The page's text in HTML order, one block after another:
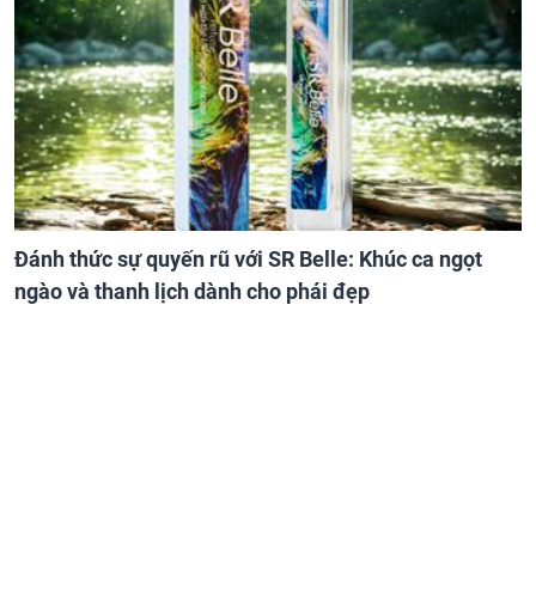
Đánh thức sự quyến rũ với SR Belle: Khúc ca ngọt
ngào và thanh lịch dành cho phái đẹp